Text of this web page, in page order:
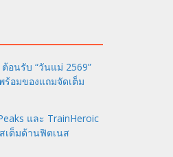
อนรับ “วันแม่ 2569”
อมของแถมจัดเต็ม
และ TrainHeroic
เต็มด้านฟิตเนส